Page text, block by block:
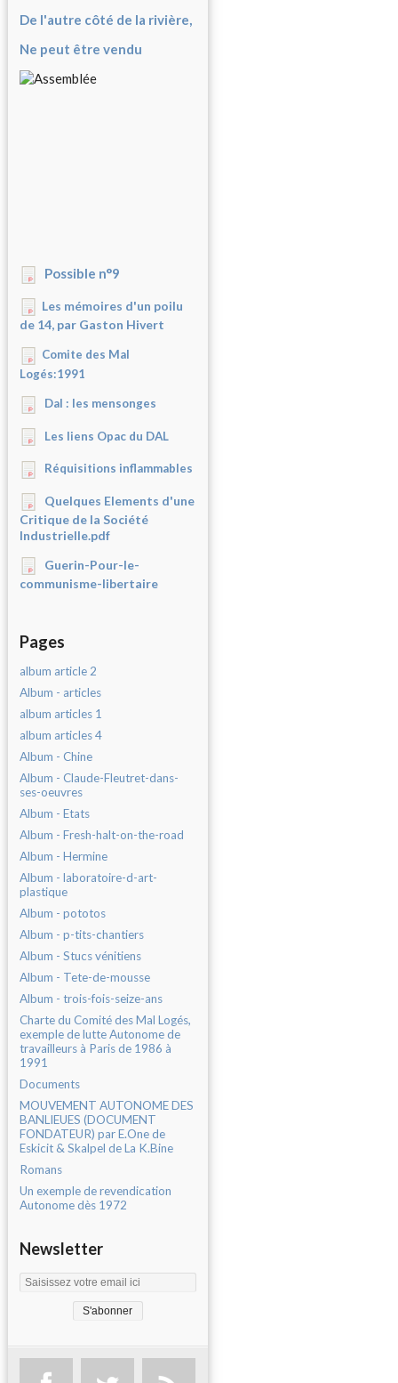
De l'autre côté de la rivière,
Ne peut être vendu
Possible n°9
Les mémoires d'un poilu
de 14, par Gaston Hivert
Comite des Mal
Logés:1991
Dal : les mensonges
Les liens Opac du DAL
Réquisitions inflammables
Quelques Elements d'une
Critique de la Société
Industrielle.pdf
Guerin-Pour-le-
communisme-libertaire
Pages
album article 2
Album - articles
album articles 1
album articles 4
Album - Chine
Album - Claude-Fleutret-dans-
ses-oeuvres
Album - Etats
Album - Fresh-halt-on-the-road
Album - Hermine
Album - laboratoire-d-art-
plastique
Album - pototos
Album - p-tits-chantiers
Album - Stucs vénitiens
Album - Tete-de-mousse
Album - trois-fois-seize-ans
Charte du Comité des Mal Logés,
exemple de lutte Autonome de
travailleurs à Paris de 1986 à
1991
Documents
MOUVEMENT AUTONOME DES
BANLIEUES (DOCUMENT
FONDATEUR) par E.One de
Eskicit & Skalpel de La K.Bine
Romans
Un exemple de revendication
Autonome dès 1972
Newsletter